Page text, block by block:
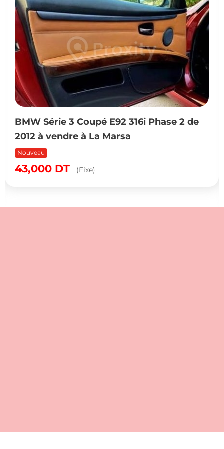
BMW Série 3 Coupé E92 316i Phase 2 de
2012 à vendre à La Marsa
Nouveau
43,000 DT (Fixe)